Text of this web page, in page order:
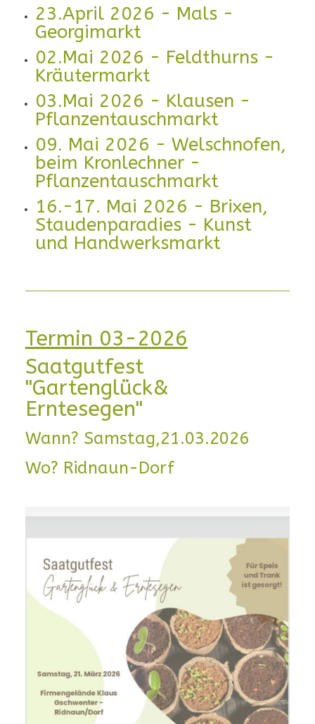
23.April 2026 - Mals -
Georgimarkt
02.Mai 2026 - Feldthurns -
Kräutermarkt
03.Mai 2026 - Klausen -
Pflanzentauschmarkt
09. Mai 2026 - Welschnofen,
beim Kronlechner -
Pflanzentauschmarkt
16.-17. Mai 2026 - Brixen,
Staudenparadies - Kunst
und Handwerksmarkt
Termin 03-2026
Saatgutfest
"Gartenglück&
Erntesegen"
Wann? Samstag,21.03.2026
Wo? Ridnaun-Dorf